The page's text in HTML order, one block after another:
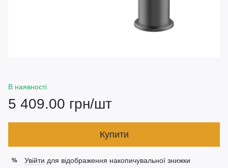
В наявності
5 409.00 грн/шт
Купити
% Увійти для відображення накопичувальної знижки